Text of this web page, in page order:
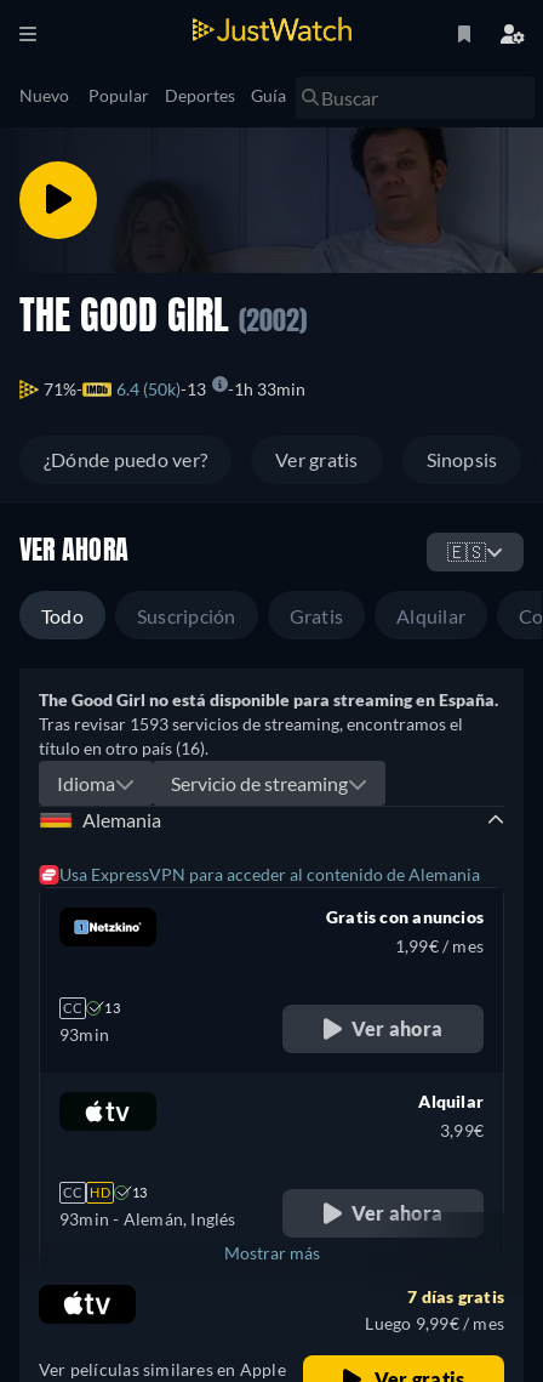
Nuevo Popular Deportes Guía
THE GOOD GIRL (2002)
71% 6.4 (50k) 13 1h 33min
¿Dónde puedo ver? Ver gratis Sinopsis
VER AHORA 🇪🇸
Todo Suscripción Gratis Alquilar
The Good Girl no está disponible para streaming en España.
Tras revisar 1593 servicios de streaming, encontramos el
título en otro país (16).
Idioma
Servicio de streaming
Alemania
Usa ExpressVPN para acceder al contenido de Alemania
CC 13
93min
Gratis con anuncios
1,99€ / mes
Ver ahora
CC HD 13
93min - Alemán, Inglés
Alquilar
3,99€
Ver ahora
Bélgica
Mostrar más
Ver películas similares en Apple
7 días gratis
Luego 9,99€ / mes